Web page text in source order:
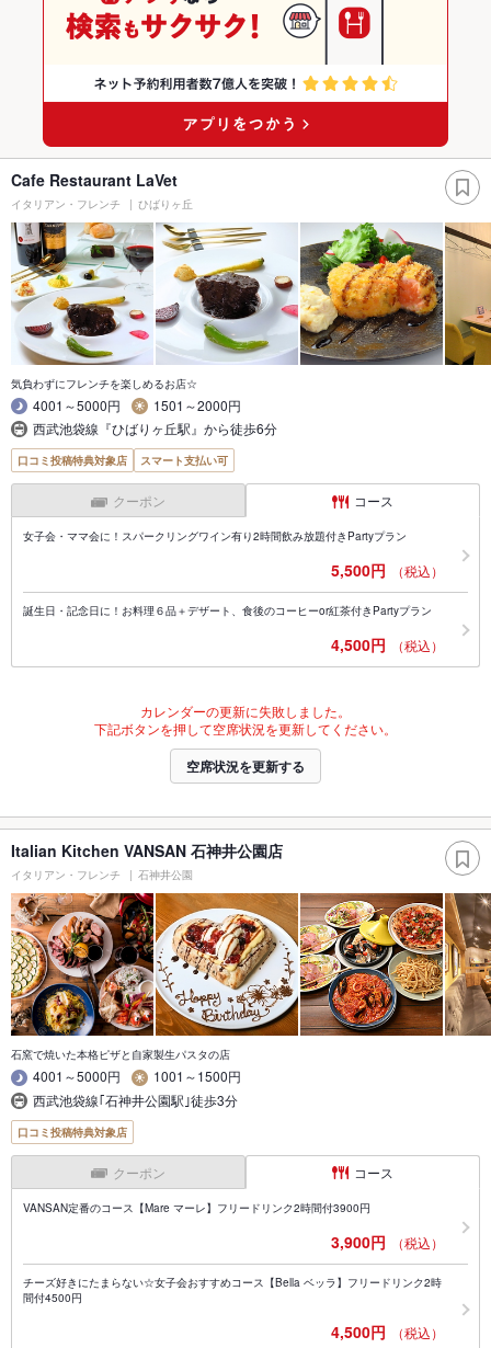
Cafe Restaurant LaVet
イタリアン・フレンチ ひばりヶ丘
気負わずにフレンチを楽しめるお店☆
4001～5000円
1501～2000円
西武池袋線『ひばりヶ丘駅』から徒歩6分
口コミ投稿特典対象店 スマート支払い可
クーポン コース
女子会・ママ会に！スパークリングワイン有り2時間飲み放題付きPartyプラン
5,500円 （税込）
誕生日・記念日に！お料理６品＋デザート、食後のコーヒーor紅茶付きPartyプラン
4,500円 （税込）
カレンダーの更新に失敗しました。
下記ボタンを押して空席状況を更新してください。
空席状況を更新する
Italian Kitchen VANSAN 石神井公園店
イタリアン・フレンチ 石神井公園
石窯で焼いた本格ピザと自家製生パスタの店
4001～5000円
1001～1500円
西武池袋線｢石神井公園駅｣徒歩3分
口コミ投稿特典対象店
クーポン コース
VANSAN定番のコース【Mare マーレ】フリードリンク2時間付3900円
3,900円 （税込）
チーズ好きにたまらない☆女子会おすすめコース【Bella ベッラ】フリードリンク2時
間付4500円
4,500円 （税込）